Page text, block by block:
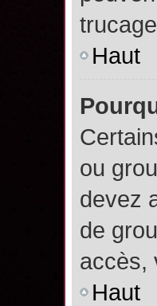
Haut
ou
devez
de
accès,
Haut